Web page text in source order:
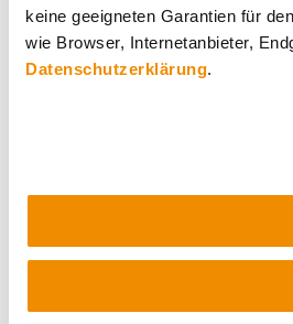
keine geeigneten Garantien für
wie Browser, Internetanbieter,
Datenschutzerklärung.